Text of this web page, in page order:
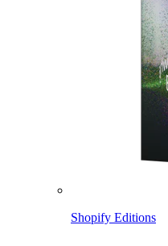
Shopify Editions